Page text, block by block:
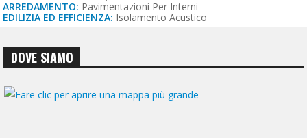
ARREDAMENTO: Pavimentazioni Per Interni
EDILIZIA ED EFFICIENZA: Isolamento Acustico
DOVE SIAMO